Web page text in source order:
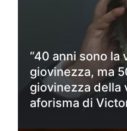
“40 anni sono la
giovinezza, ma
giovinezza della
aforisma di